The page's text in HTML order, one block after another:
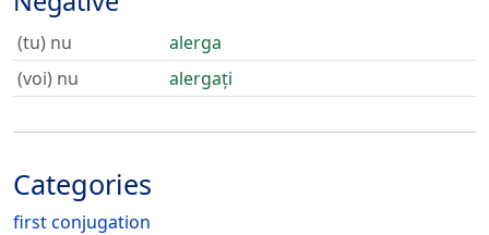
(tu) nu
alerga
(voi) nu
alergați
Categories
first conjugation